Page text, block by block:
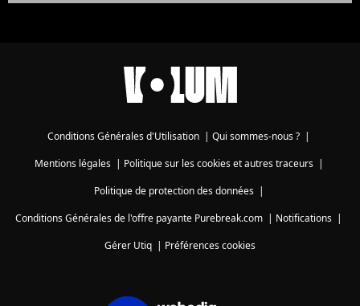
Conditions Générales d'Utilisation | Qui sommes-nous ? |
Mentions légales| Politique sur les cookies et autres traceurs|
Politique de protection des données|
Conditions Générales de l'offre payante Purebreak.com | Notifications |
Gérer Utiq | Préférences cookies